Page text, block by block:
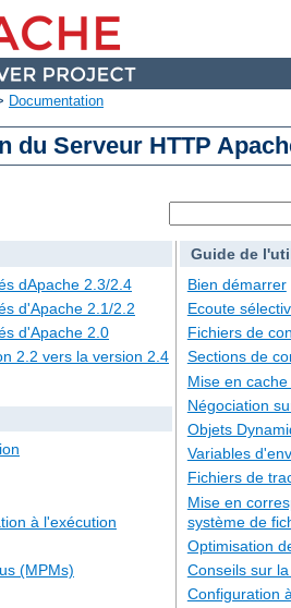
Documentation
du Serveur HTTP
dApache 2.3/2.4
d'Apache 2.1/2.2
d'Apache 2.0
2.2 vers la version 2.4
à l'exécution
(MPMs)
Guide de
Bien démarrer
Ecoute
Fichiers de
Sections de
Mise en
Négociation
Objets
Variables
Fichiers de
Mise en
système de
Optimisation
Conseils sur
Configuration